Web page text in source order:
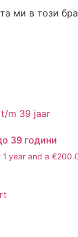
ми в този
39 години
1 year and a €